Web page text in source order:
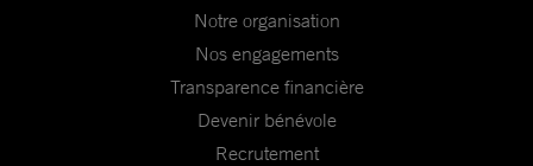
Notre organisation
Nos engagements
Transparence financière
Devenir bénévole
Recrutement